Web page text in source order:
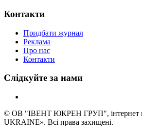
Контакти
Придбати журнал
Реклама
Про нас
Контакти
Слідкуйте за нами
© ОВ "ІВЕНТ ЮКРЕН ГРУП", інтернет
UKRAINE». Всі права захищені.